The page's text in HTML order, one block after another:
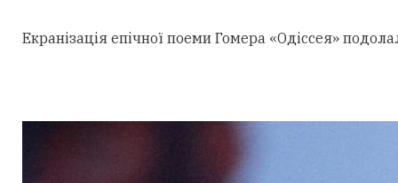
Екранізація епічної поеми Гомера «Одіссея»